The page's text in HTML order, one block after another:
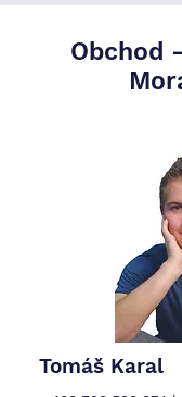
Obchod -
Tomáš Karal